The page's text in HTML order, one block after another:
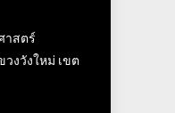
าสตร์
งวังใหม่ เขต